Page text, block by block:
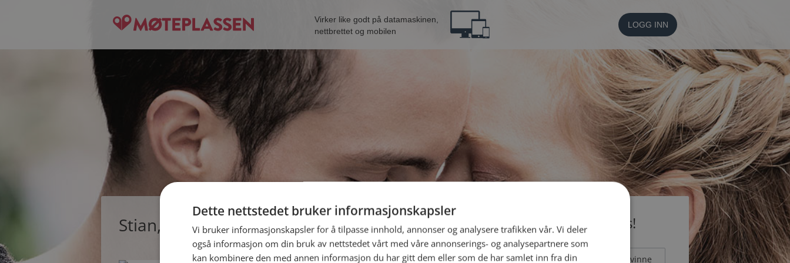
Virker like godt på datamaskinen,
nettbrettet og mobilen
LOGG INN
Stian, single mann fra Ørsta Bli medlem gratis!
Jeg er en: Mann Kvinne
Dette nettstedet bruker informasjonskapsler
Vi bruker informasjonskapsler for å tilpasse innhold, annonser og analysere trafikken vår. Vi deler
også informasjon om din bruk av nettstedet vårt med våre annonserings- og analysepartnere som
kan kombinere den med annen informasjon du har gitt dem eller som de har samlet inn fra din